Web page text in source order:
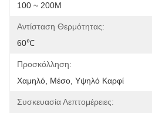
100 ~ 200M
Αντίσταση Θερμότητας:
60℃
Προσκόλληση:
Χαμηλό, Μέσο, Υψηλό Καρφί
Συσκευασία Λεπτομέρειες: